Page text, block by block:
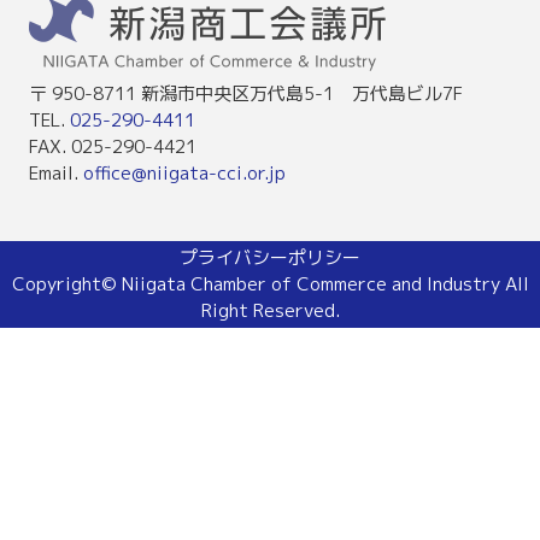
〒 950-8711 新潟市中央区万代島5-1 万代島ビル7F
TEL. 025-290-4411
FAX. 025-290-4421
Email. office@niigata-cci.or.jp
プライバシーポリシー
Copyright© Niigata Chamber of Commerce and Industry All
Right Reserved.